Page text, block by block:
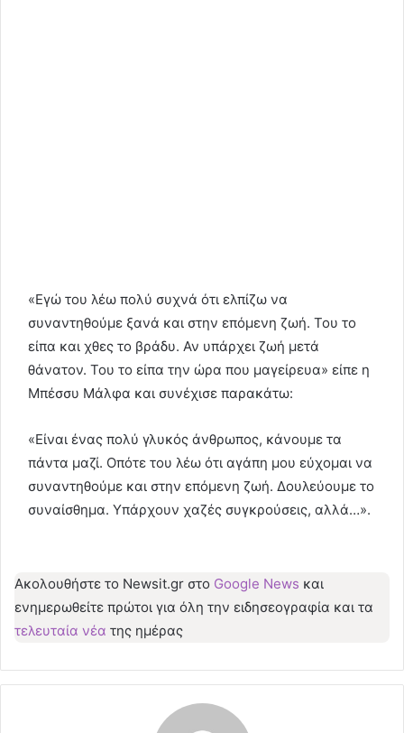
«Εγώ του λέω πολύ συχνά ότι ελπίζω να
συναντηθούμε ξανά και στην επόμενη ζωή. Του το
είπα και χθες το βράδυ. Αν υπάρχει ζωή μετά
θάνατον. Του το είπα την ώρα που μαγείρευα» είπε η
Μπέσσυ Μάλφα και συνέχισε παρακάτω:
«Είναι ένας πολύ γλυκός άνθρωπος, κάνουμε τα
πάντα μαζί. Οπότε του λέω ότι αγάπη μου εύχομαι να
συναντηθούμε και στην επόμενη ζωή. Δουλεύουμε το
συναίσθημα. Υπάρχουν χαζές συγκρούσεις, αλλά…».
Ακολουθήστε το Νewsit.gr στο Google News και
ενημερωθείτε πρώτοι για όλη την ειδησεογραφία και τα
τελευταία νέα της ημέρας